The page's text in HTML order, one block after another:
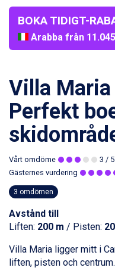
BOKA TIDIGT-
Arabba från
La Thuile från
Bad Hofgastein
Passo Tonale från
Saalbach från
Sölden från
Champoluc från
Sestriere från
Wagrain från 7.095
Fieberbrunn från
Val Thorens från
St. Anton från
Zell am See från
Canazei från
Livigno från 5.595
Ponte di Legno
Villa
Perfekt
Vårt omdöme 3 / 5
Gästernes vurdering
3 omdömen
Avstånd till
Liften: 200 m / Pisten:
Villa Maria ligger mitt i
liften, pisten och centrum.